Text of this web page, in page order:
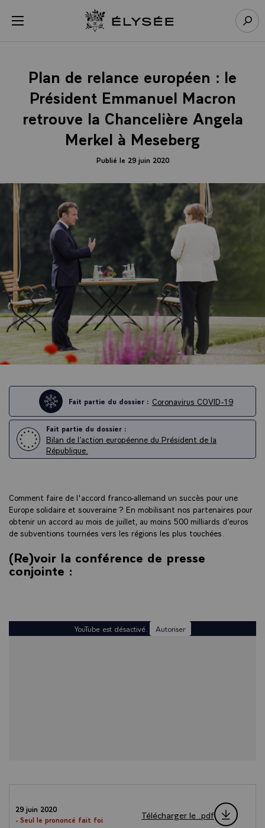
menu Retour à l’accueil Élysée
Plan de relance européen : le
Président Emmanuel Macron
retrouve la Chancelière Angela
Merkel à Meseberg
Publié le 29 juin 2020
Fait partie du dossier : Coronavirus COVID-19
Fait partie du dossier :
Bilan de l’action européenne du Président de la
République.
Comment faire de l'accord franco-allemand un succès pour une
Europe solidaire et souveraine ? En mobilisant nos partenaires pour
obtenir un accord au mois de juillet, au moins 500 milliards d’euros
de subventions tournées vers les régions les plus touchées.
(Re)voir la conférence de presse
conjointe :
YouTube est désactivé. Autoriser
29 juin 2020
- Seul le prononcé fait foi
Télécharger le .pdf
Panneau de gestion des cookies